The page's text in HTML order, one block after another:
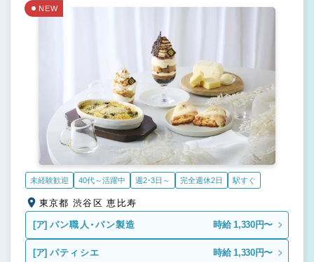
NEW
未経験歓迎 40代～活躍中 週2・3日～ 完全週休2日 駅すぐ
東京都 渋谷区 恵比寿
[ア] パン職人・パン製造 時給 1,330円〜
[ア] パティシエ 時給 1,330円〜